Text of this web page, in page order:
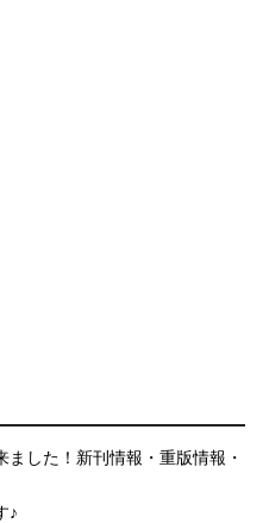
した！新刊情報・重版情報・
♪